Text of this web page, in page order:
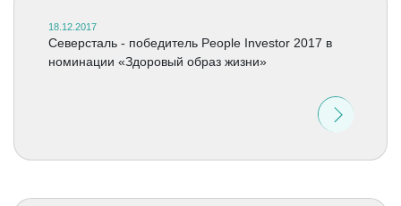
18.12.2017
Северсталь - победитель People Investor 2017 в
номинации «Здоровый образ жизни»